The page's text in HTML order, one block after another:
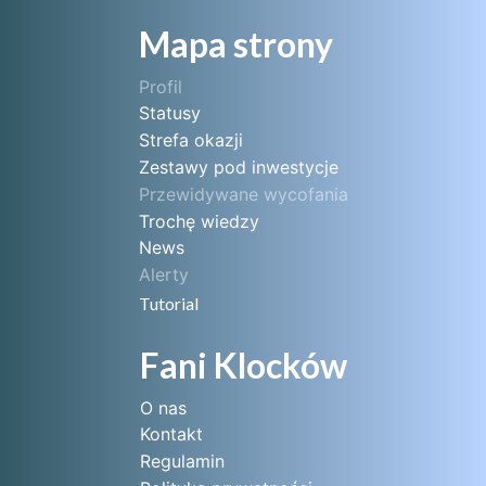
Mapa strony
Profil
Statusy
Strefa okazji
Zestawy pod inwestycje
Przewidywane wycofania
Trochę wiedzy
News
Alerty
Tutorial
Fani Klocków
O nas
Kontakt
Regulamin